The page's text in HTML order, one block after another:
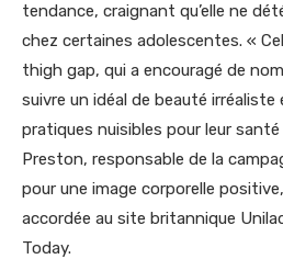
tendance, craignant qu’elle ne
chez certaines adolescentes. «
thigh gap, qui a encouragé de
suivre un idéal de beauté
pratiques nuisibles pour leur santé
Preston, responsable de la
pour une image corporelle
accordée au site britannique
Today.